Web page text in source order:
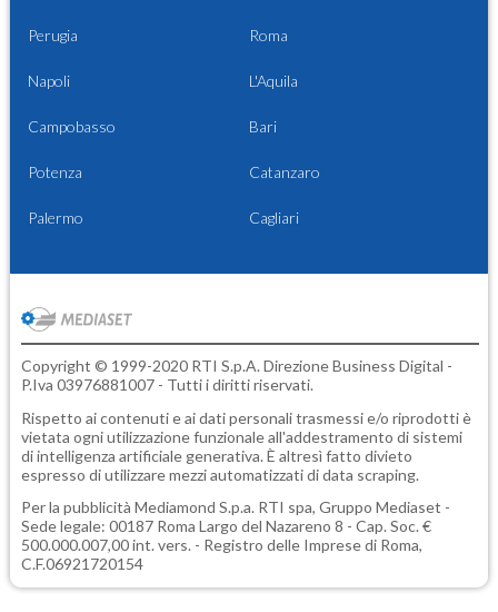
Perugia Roma
Napoli L'Aquila
Campobasso Bari
Potenza Catanzaro
Palermo Cagliari
Copyright © 1999-2020 RTI S.p.A. Direzione Business Digital -
P.Iva 03976881007 - Tutti i diritti riservati.
Rispetto ai contenuti e ai dati personali trasmessi e/o riprodotti è
vietata ogni utilizzazione funzionale all'addestramento di sistemi
di intelligenza artificiale generativa. È altresì fatto divieto
espresso di utilizzare mezzi automatizzati di data scraping.
Per la pubblicità Mediamond S.p.a. RTI spa, Gruppo Mediaset -
Sede legale: 00187 Roma Largo del Nazareno 8 - Cap. Soc. €
500.000.007,00 int. vers. - Registro delle Imprese di Roma,
C.F.06921720154